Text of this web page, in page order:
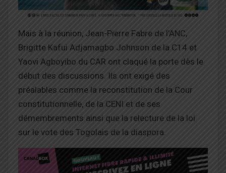
Mais à la réunion, Jean-Pierre Fabre de l’ANC,
Brigitte Kafui Adjamagbo Johnson de la C14 et
Yaovi Agboyibo du CAR ont claqué la porte dès le
début des discussions. Ils ont exigé des
préalables comme la reconstitution de la Cour
constitutionnelle, de la CENI et de ses
démembrements ainsi que la relecture de la loi
sur le vote des Togolais de la diaspora.